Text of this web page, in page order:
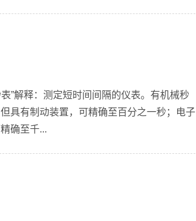
”解释：测定短时间间隔的仪表。有机械秒
具有制动装置，可精确至百分之一秒；电子
确至千...